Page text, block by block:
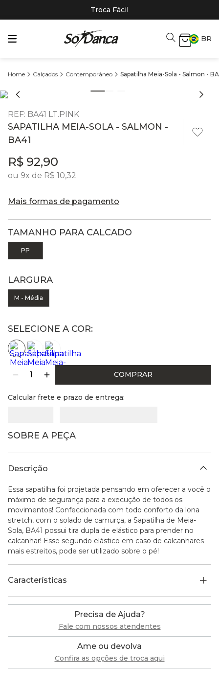
Troca Fácil
BR
Calçados Contemporâneo Sapatilha Meia-Sola - Salmon -
REF: BA41 LT.PINK
SAPATILHA MEIA-SOLA - SALMON -
BA41
R$ 92,90
ou 9x de R$ 10,32
Mais formas de pagamento
TAMANHO PARA CALCADO
PP
LARGURA
M - Média
SELECIONE A COR:
COMPRAR
Calcular frete e prazo de entrega:
SOBRE A PEÇA
Descrição
Essa sapatilha foi projetada pensando em oferecer a você o
máximo de segurança para a execução de todos os
movimentos! Confeccionada com todo conforto da lona
stretch, com o solado de camurça, a Sapatilha de Meia-
Sola, BA41 possui tira dupla de elástico para prender no
calcanhar! Esse segundo elástico em caso de calcanhares
mais estreitos, pode ser utilizado sobre o pé!
Características
Precisa de Ajuda?
Fale com nossos atendentes
Ame ou devolva
Confira as opções de troca aqui